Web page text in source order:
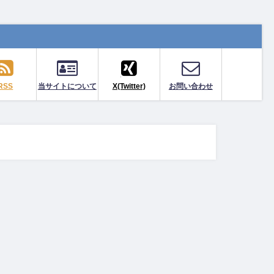
当サイトについて X(Twitter) お問い合わせ